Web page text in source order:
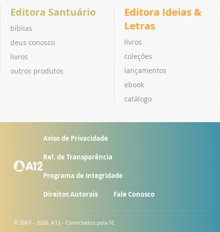
Editora Santuário
bíblias
deus conosco
livros
outros produtos
Editora Ideias &
Letras
livros
coleções
lançamentos
ebook
catálogo
Aviso de Privacidade
Rel. de Transparência
Programa de Integridade
Direitos Autorais Fale Conosco
© 2007 - 2026. A12 - Conectados pela fé.